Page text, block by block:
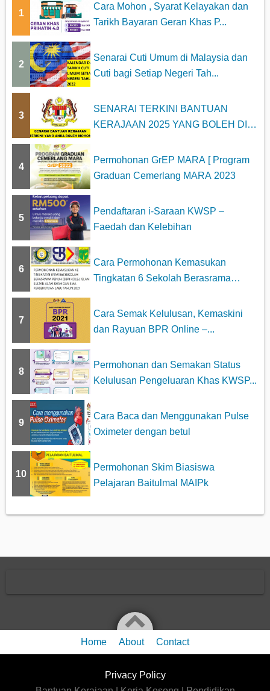
1
Cara Mohon , Syarat Kelayakan dan
Tarikh Bayaran Geran Khas P...
2
Senarai Cuti Umum di Malaysia dan
Cuti bagi Setiap Negeri Tah...
3
SENARAI TERKINI BANTUAN
KERAJAAN 2025 YANG BOLEH DI
4
Permohonan GrEP MARA [ Program
Graduan Cemerlang MARA 2023
5
Pendaftaran i-Saraan KWSP –
Faedah dan Kelebihan
6
Cara Permohonan Kemasukan
Tingkatan 6 Sekolah Berasrama
7
Cara Semak Kelulusan, Kemaskini
dan Rayuan BPR Online –...
8
Permohonan dan Semakan Status
Kelulusan Pengeluaran Khas KWSP...
9
Cara Baca dan Menggunakan Pulse
Oximeter dengan betul
10
Permohonan Skim Biasiswa
Pelajaran Baitulmal MAIPk
Home About Contact
Privacy Policy